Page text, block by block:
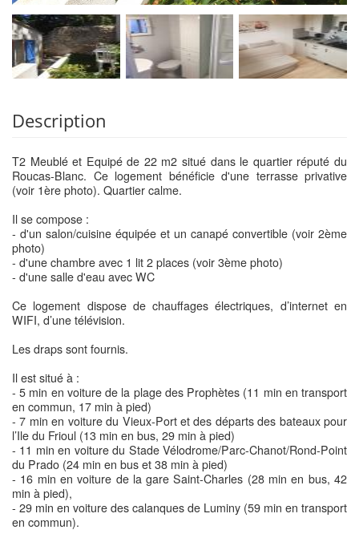
Description
T2 Meublé et Equipé de 22 m2 situé dans le quartier réputé du
Roucas-Blanc. Ce logement bénéficie d'une terrasse privative
(voir 1ère photo). Quartier calme.
Il se compose :
- d'un salon/cuisine équipée et un canapé convertible (voir 2ème
photo)
- d'une chambre avec 1 lit 2 places (voir 3ème photo)
- d'une salle d'eau avec WC
Ce logement dispose de chauffages électriques, d’internet en
WIFI, d’une télévision.
Les draps sont fournis.
Il est situé à :
- 5 min en voiture de la plage des Prophètes (11 min en transport
en commun, 17 min à pied)
- 7 min en voiture du Vieux-Port et des départs des bateaux pour
l’Ile du Frioul (13 min en bus, 29 min à pied)
- 11 min en voiture du Stade Vélodrome/Parc-Chanot/Rond-Point
du Prado (24 min en bus et 38 min à pied)
- 16 min en voiture de la gare Saint-Charles (28 min en bus, 42
min à pied),
- 29 min en voiture des calanques de Luminy (59 min en transport
en commun).